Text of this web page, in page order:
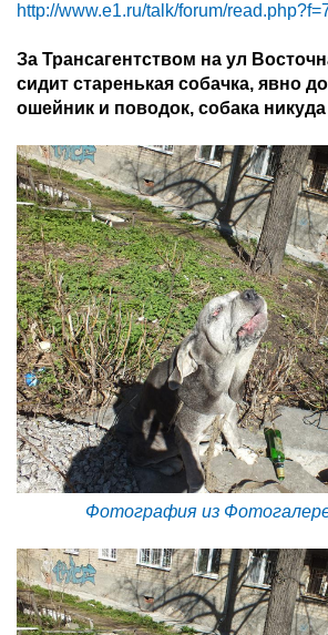
http://www.e1.ru/talk/forum/
За Трансагентством на ул
сидит старенькая собачка, явно
ошейник и поводок, собака никуда
Фотография из